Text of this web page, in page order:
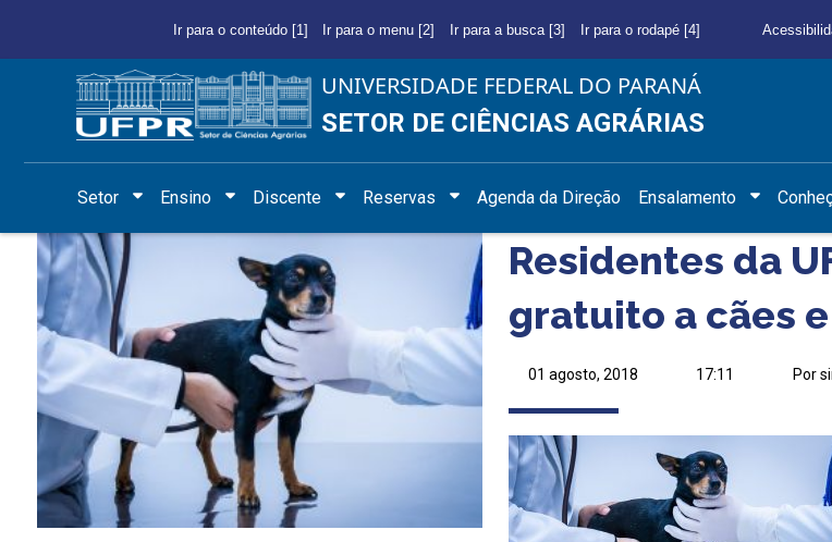
Ir para o conteúdo [1] Ir para o menu [2] Ir para a busca [3] Ir para o rodapé [4]
UNIVERSIDADE FEDERAL DO PARANÁ
SETOR DE CIÊNCIAS AGRÁRIAS
Setor Ensino Discente Reservas Agenda da Direção Ensalamento
Residentes da
gratuito a cães
01 agosto, 2018 17:11 Por